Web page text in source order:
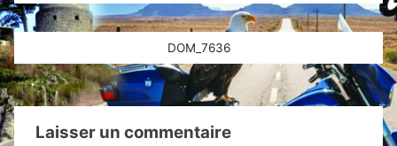
Navigation
de
l’article
DOM_7636
Laisser un commentaire